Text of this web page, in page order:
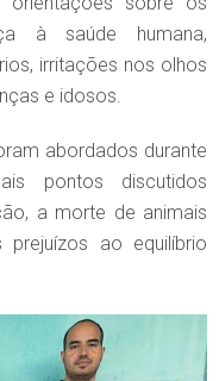
à saúde humana,
irritações nos olhos
e idosos.
abordados durante
pontos discutidos
a morte de animais
ao equilíbrio